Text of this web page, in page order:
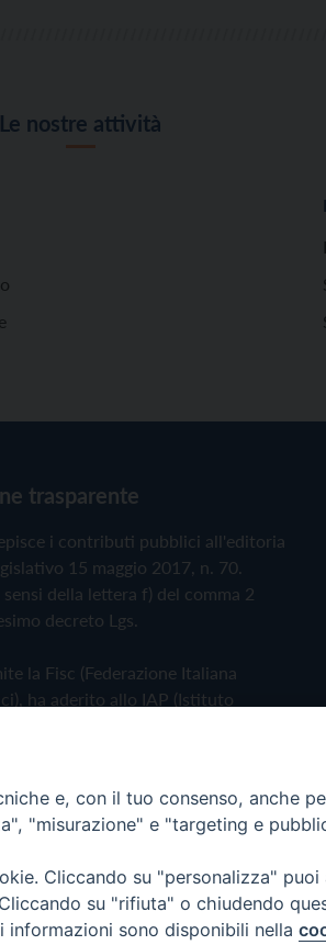
Le nostre attività
trasparente
i contributi pubblici all'editoria
15 maggio 2017, n. 70.
della lettera f) del comma 2
decreto Lgs.
la Fisc (Federazione Italiana
ha aderito allo IAP (Istituto
Cookie Policye, con il tuo consenso, anche
"misurazione" e "targeting e
Cliccando su "personalizza"
su "rifiuta" o chiudendo
sono disponibili nella